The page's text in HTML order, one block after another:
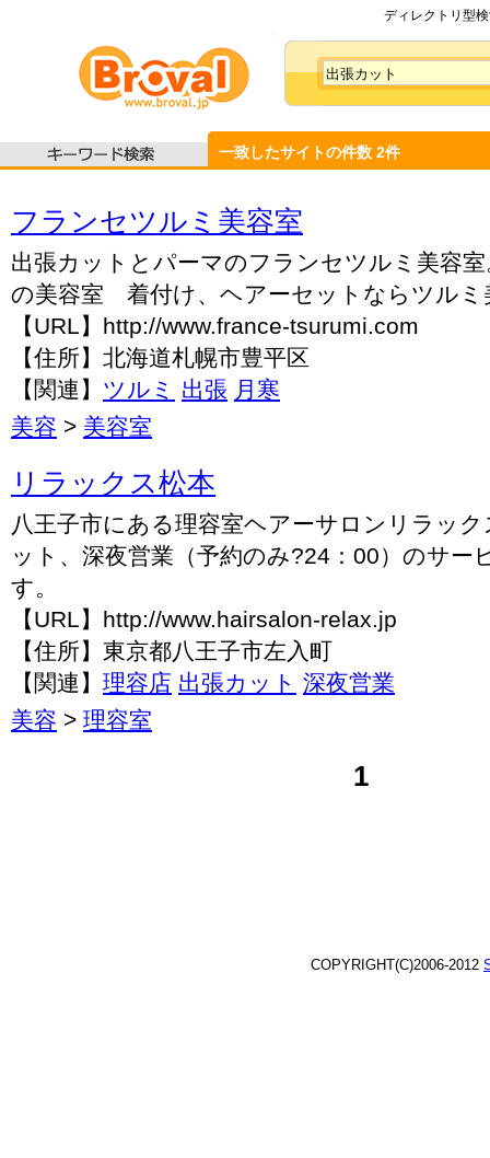
ディレクトリ型
一致したサイトの件数 2件
フランセツルミ美容室
出張カットとパーマのフランセツルミ美容
の美容室 着付け、ヘアーセットならツルミ
【URL】http://www.france-tsurumi.com
【住所】北海道札幌市豊平区
【関連】 ツルミ 出張 月寒
美容 > 美容室
リラックス松本
八王子市にある理容室ヘアーサロンリラッ
ット、深夜営業（予約のみ?24：00）のサー
す。
【URL】http://www.hairsalon-relax.jp
【住所】東京都八王子市左入町
【関連】 理容店 出張カット 深夜営業
美容 > 理容室
1
COPYRIGHT(C)2006-2012